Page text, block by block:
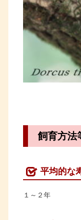
飼育方法
平均的な
１～２年